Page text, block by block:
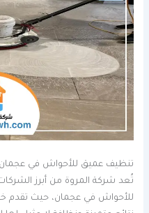
تنظيف عميق للأحواش في عجمان
تُعد شركة المروة من أبرز
للأحواش في عجمان، حيث تقدم